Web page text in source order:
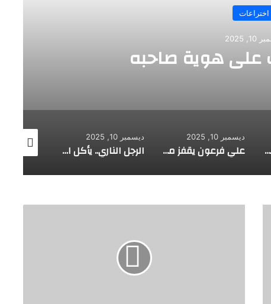
اختراعات
2025
هوية صاحبه
طفل مصري يخرج قصاصات الورق من أنفه وفمه
ديسمبر 10, 2025
علي فرعون يقفز من الطابق العشرين ويأكل النار ويحطم سورا
ديسمبر 10, 2025
الرجل الناري.. يأكل الجمر ويثني الحديد بأسنانه
ديسمبر 10, 2025